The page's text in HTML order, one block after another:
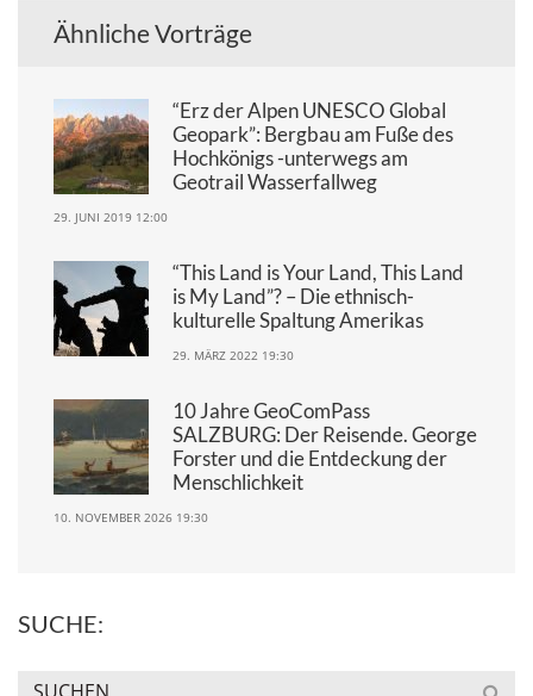
Ähnliche Vorträge
“Erz der Alpen UNESCO Global
Geopark”: Bergbau am Fuße des
Hochkönigs -unterwegs am
Geotrail Wasserfallweg
29. JUNI 2019 12:00
“This Land is Your Land, This Land
is My Land”? – Die ethnisch-
kulturelle Spaltung Amerikas
29. MÄRZ 2022 19:30
10 Jahre GeoComPass
SALZBURG: Der Reisende. George
Forster und die Entdeckung der
Menschlichkeit
10. NOVEMBER 2026 19:30
SUCHE: